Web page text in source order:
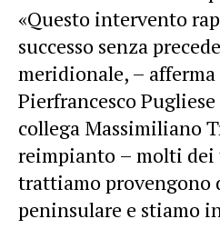
«Questo intervento
successo senza
meridionale, –
Pierfrancesco
collega Massimiliano
reimpianto – molti dei
trattiamo provengono
peninsulare e stiamo